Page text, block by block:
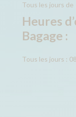
Tous les jours
Heures
Bagage :
Tous les jours :